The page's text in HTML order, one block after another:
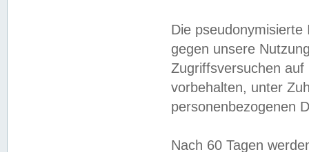
Die
gegen unsere
Zugriffsversuchen
vorbehalten, unter
personenbezogenen
Nach 60 Tagen